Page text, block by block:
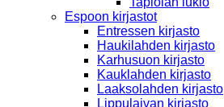
Espoon kirjastot
Entressen kirjasto
Haukilahden kirjasto
Karhusuon kirjasto
Kauklahden kirjasto
Laaksolahden kirjasto
Lippulaivan kirjasto